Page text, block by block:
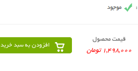
قیمت محصول
1,498,000 تومان
افزودن به سبد خرید